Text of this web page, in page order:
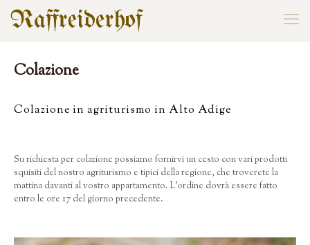
Colazione
Colazione in agriturismo in Alto Adige
Su richiesta per colazione possiamo fornirvi un cesto con vari prodotti
squisiti del nostro agriturismo e tipici della regione, che troverete la
mattina davanti al vostro appartamento. L’ordine dovrà essere fatto
entro le ore 17 del giorno precedente.